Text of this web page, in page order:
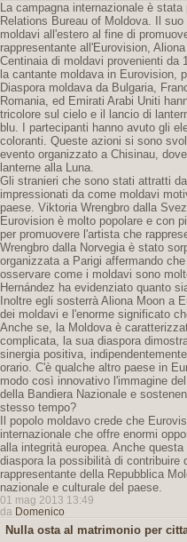
La campagna internazionale è
Relations Bureau of Moldova. Il
moldavi all'estero al fine di
rappresentante all'Eurovision,
Centinaia di moldavi provenienti da
la cantante moldava in Eurovision,
Diaspora moldava da Bulgaria,
Romania, ed Emirati Arabi Uniti
tricolore sul cielo e il lancio di
blu. I partecipanti hanno avuto gli
coloranti. Queste azioni si sono
evento organizzato a Chisinau,
lanterne alla Luna.
Gli stranieri che sono stati attratti
impressionati da come moldavi
paese. Viktoria Wrengbro dalla
Eurovision è molto popolare e con
per promuovere l'artista che
Wrengbro dalla Norvegia è stato
organizzata a Parigi affermando
osservare come i moldavi sono
Hernández ha evidenziato quanto
Inoltre egli sosterrà Aliona Moon a
dei moldavi e l'enorme significato
Anche se, la Moldova è
complicata, la sua diaspora
sinergia positiva,
orario. C'è qualche altro paese in
modo così innovativo l'immagine
della Bandiera Nazionale e
stesso tempo?
Il popolo moldavo crede che
internazionale che offre enormi
alla integrità europea. Anche
diaspora la possibilità di contribuire
rappresentante della Repubblica
nazionale e culturale del paese.
01 mag 2013 13:49
da Domenico
Nulla osta al matrimonio per